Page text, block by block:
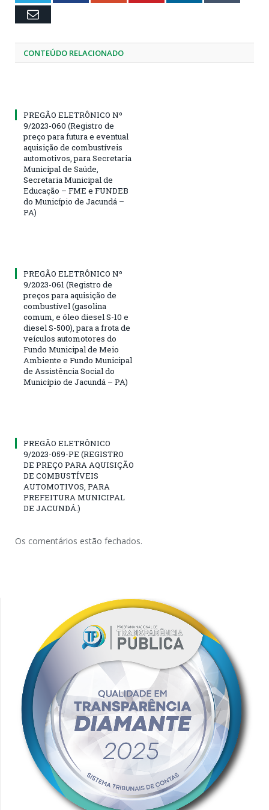
Email
CONTEÚDO RELACIONADO
PREGÃO ELETRÔNICO Nº
9/2023-060 (Registro de
preço para futura e eventual
aquisição de combustíveis
automotivos, para Secretaria
Municipal de Saúde,
Secretaria Municipal de
Educação – FME e FUNDEB
do Município de Jacundá –
PA)
PREGÃO ELETRÔNICO Nº
9/2023-061 (Registro de
preços para aquisição de
combustível (gasolina
comum, e óleo diesel S-10 e
diesel S-500), para a frota de
veículos automotores do
Fundo Municipal de Meio
Ambiente e Fundo Municipal
de Assistência Social do
Município de Jacundá – PA)
PREGÃO ELETRÔNICO
9/2023-059-PE (REGISTRO
DE PREÇO PARA AQUISIÇÃO
DE COMBUSTÍVEIS
AUTOMOTIVOS, PARA
PREFEITURA MUNICIPAL
DE JACUNDÁ.)
Os comentários estão fechados.